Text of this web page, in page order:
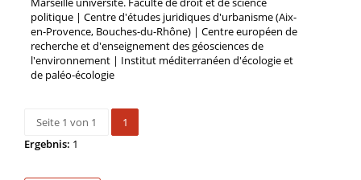
politique | Centre d'études juridiques d'urbanisme (Aix-
en-Provence, Bouches-du-Rhône) | Centre européen de
recherche et d'enseignement des géosciences de
l'environnement | Institut méditerranéen d'écologie et
de paléo-écologie
Seite 1 von 1
1
Ergebnis: 1